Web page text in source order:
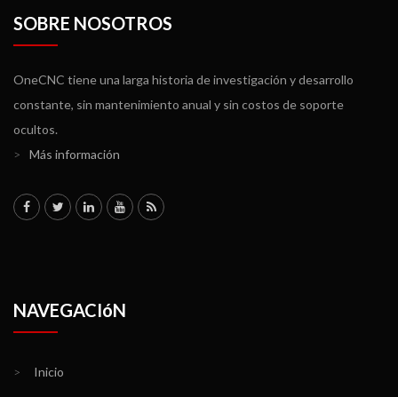
SOBRE NOSOTROS
OneCNC tiene una larga historia de investigación y desarrollo
constante, sin mantenimiento anual y sin costos de soporte
ocultos.
>
Más información
NAVEGACIóN
> Inicio